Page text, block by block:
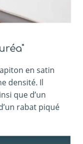
en satin
densité. Il
que d’un
rabat piqué